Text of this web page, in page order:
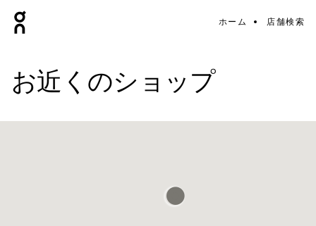
ホーム 店舗検索
お近くのショップ